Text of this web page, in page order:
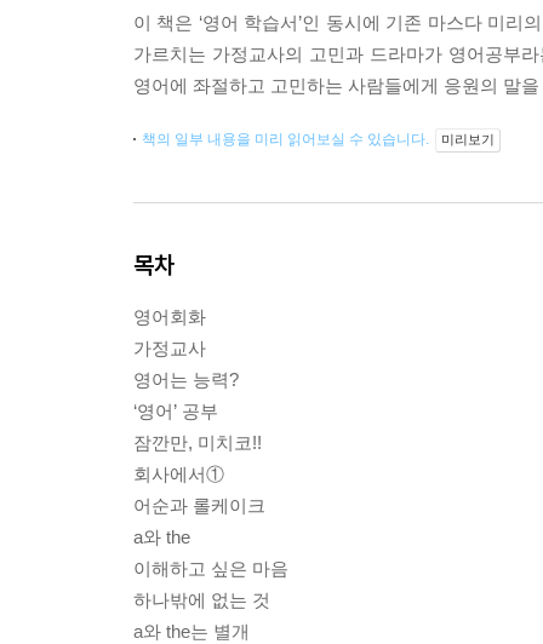
이 책은 ‘영어 학습서’인 동시에 기존 마스다 미리
가르치는 가정교사의 고민과 드라마가 영어공부
영어에 좌절하고 고민하는 사람들에게 응원의 말
책의 일부 내용을 미리 읽어보실 수 있습니다. 미리보기
목차
영어회화
가정교사
영어는 능력?
‘영어’ 공부
잠깐만, 미치코!!
회사에서①
어순과 롤케이크
a와 the
이해하고 싶은 마음
하나밖에 없는 것
a와 the는 별개